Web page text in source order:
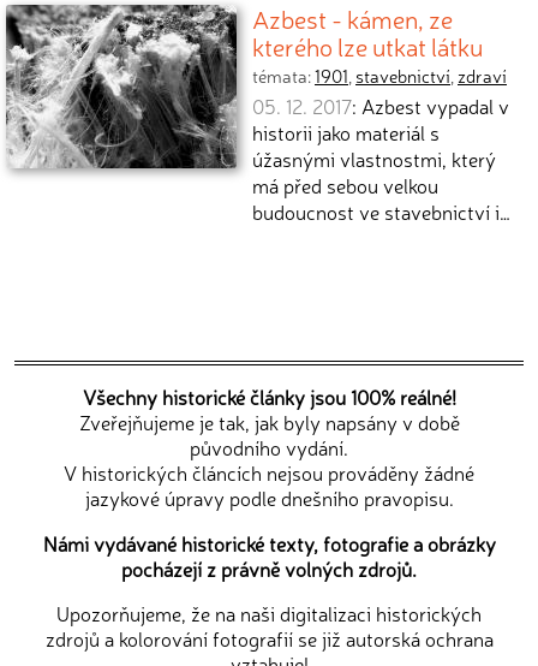
Azbest - kámen, ze
kterého lze utkat látku
témata:1901, stavebnictví, zdraví
05. 12. 2017: Azbest vypadal v
historii jako materiál s
úžasnými vlastnostmi, který
má před sebou velkou
budoucnost ve stavebnictví i…
Všechny historické články jsou 100% reálné!
Zveřejňujeme je tak, jak byly napsány v době
původního vydání.
V historických článcích nejsou prováděny žádné
jazykové úpravy podle dnešního pravopisu.
Námi vydávané historické texty, fotografie a obrázky
pocházejí z právně volných zdrojů.
Upozorňujeme, že na naši digitalizaci historických
zdrojů a kolorování fotografií se již autorská ochrana